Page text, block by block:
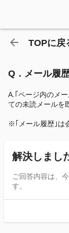
TOPに戻
Q．メール履
A.｢ページ内のメ
ての未読メールを
※｢メール履歴｣は
解決しまし
ご回答内容は、
す。